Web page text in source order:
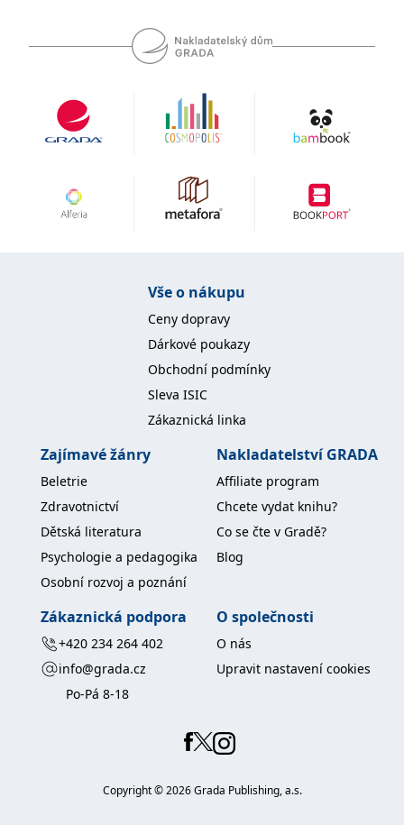
Vše o nákupu
Ceny dopravy
Dárkové poukazy
Obchodní podmínky
Sleva ISIC
Zákaznická linka
Zajímavé žánry
Beletrie
Zdravotnictví
Dětská literatura
Psychologie a pedagogika
Osobní rozvoj a poznání
Nakladatelství GRADA
Affiliate program
Chcete vydat knihu?
Co se čte v Gradě?
Blog
Zákaznická podpora
+420 234 264 402
info@grada.cz
Po-Pá 8-18
O společnosti
O nás
Upravit nastavení cookies
Copyright ©2026Grada Publishing, a.s.